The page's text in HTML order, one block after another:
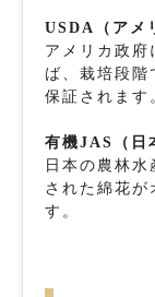
USDA（アメ
アメリカ政府
ば、栽培段階
保証されます
有機JAS（日
日本の農林
された綿花が
す。